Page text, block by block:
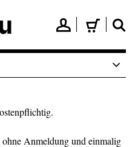
👤 🛒 🔍
Anmeldung und einmalig